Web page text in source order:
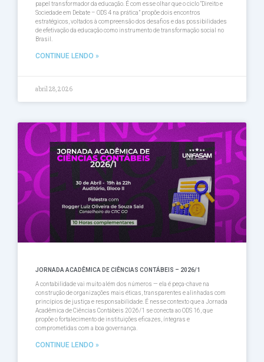
papel transformador da educação. É com esse olhar que o ciclo “Direito e
Sociedade em Debate – ODS 4 na prática” propõe dois encontros
estratégicos, voltados à compreensão dos desafios e das possibilidades
de efetivação da educação como instrumento de transformação social no
Brasil.
CONTINUE LENDO »
abril 28, 2026
JORNADA ACADÊMICA DE CIÊNCIAS CONTÁBEIS – 2026/1
A contabilidade vai muito além dos números — ela é peça-chave na
construção de organizações mais éticas, transparentes e alinhadas com
princípios de justiça e responsabilidade. É nesse contexto que a Jornada
Acadêmica de Ciências Contábeis 2026/1 se conecta ao ODS 16, que
propõe o fortalecimento de instituições eficazes, íntegras e
comprometidas com a boa governança.
CONTINUE LENDO »